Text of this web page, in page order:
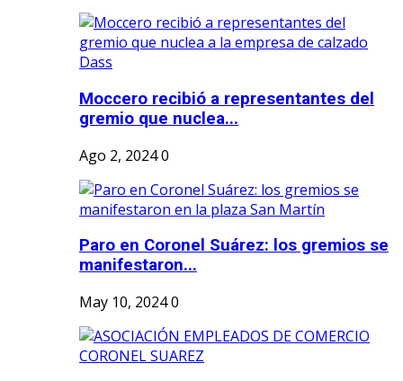
Moccero recibió a representantes del
gremio que nuclea...
Ago 2, 20240
Paro en Coronel Suárez: los gremios se
manifestaron...
May 10, 20240